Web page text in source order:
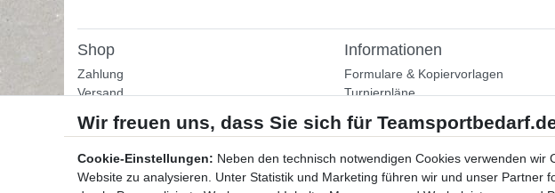
Shop
Zahlung
Versand
Helpcenter
Bestellformular
Kontakt
Informationen
Formulare & Kopiervorlagen
Turnierpläne
Tipps & Informationen
Cookie-Einstellungen: Neben den technisch notwendigen Cookies verwenden wir
Website zu analysieren. Unter Statistik und Marketing führen wir und unser Partner